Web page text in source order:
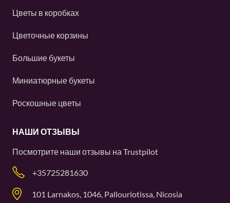
Цветы в коробках
Цветочные корзины
Большие букеты
Миниатюрные букеты
Роскошные цветы
НАШИ ОТЗЫВЫ
Посмотрите наши отзывы на Trustpilot
+35725281630
101 Larnakos, 1046, Pallouriotissa, Nicosia